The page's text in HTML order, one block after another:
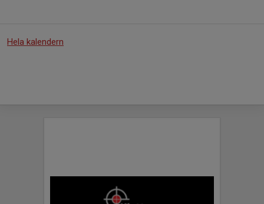
Hela kalendern